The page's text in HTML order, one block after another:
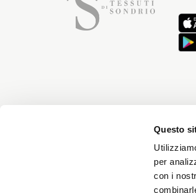
Questo
per
con i
You will receive